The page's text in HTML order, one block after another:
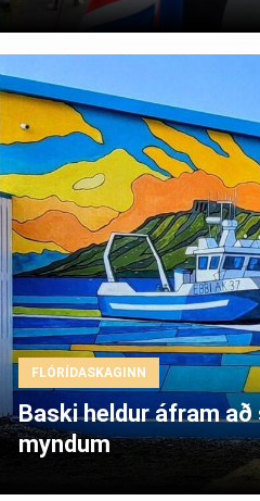
FLÓRÍDASKAGINN
Baski heldur áfram
myndum